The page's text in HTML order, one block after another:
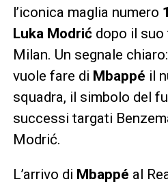
l’iconica maglia numero
Luka Modrićdopo il suo
Milan. Un segnale
vuole fare di Mbappé il
squadra, il simbolo del
successi targati
Modrić.
L’arrivo di Mbappé al